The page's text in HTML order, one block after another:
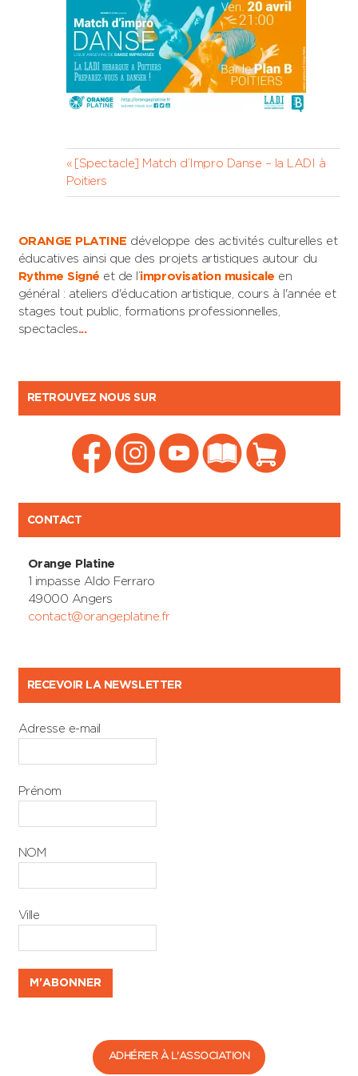
Navigation
de
Previous
Post:
[Spectacle] Match d’Impro Danse – la LADI à
Poitiers
ORANGE PLATINE développe des activités culturelles et
éducatives ainsi que des projets artistiques autour du
Rythme Signé et de l’improvisation musicale en
général : ateliers d'éducation artistique, cours à l'année et
stages tout public, formations professionnelles,
spectacles...
RETROUVEZ NOUS SUR
CONTACT
Orange Platine
1 impasse Aldo Ferraro
49000 Angers
contact@orangeplatine.fr
RECEVOIR LA NEWSLETTER
Adresse e-mail
Prénom
NOM
Ville
ADHÉRER À L'ASSOCIATION